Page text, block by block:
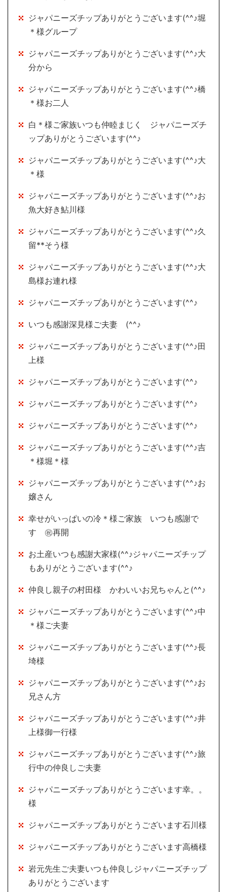
ジャパニーズチップありがとうございます(^^♪堀
＊様グループ
ジャパニーズチップありがとうございます(^^♪大
分から
ジャパニーズチップありがとうございます(^^♪橋
＊様お二人
白＊様ご家族いつも仲睦まじく ジャパニーズチ
ップありがとうございます(^^♪
ジャパニーズチップありがとうございます(^^♪大
＊様
ジャパニーズチップありがとうございます(^^♪お
魚大好き鮎川様
ジャパニーズチップありがとうございます(^^♪久
留**そう様
ジャパニーズチップありがとうございます(^^♪大
島様お連れ様
ジャパニーズチップありがとうございます(^^♪
いつも感謝深見様ご夫妻 (^^♪
ジャパニーズチップありがとうございます(^^♪田
上様
ジャパニーズチップありがとうございます(^^♪
ジャパニーズチップありがとうございます(^^♪
ジャパニーズチップありがとうございます(^^♪
ジャパニーズチップありがとうございます(^^♪吉
＊様堀＊様
ジャパニーズチップありがとうございます(^^♪お
嬢さん
幸せがいっぱいの冷＊様ご家族 いつも感謝で
す ㊗再開
お土産いつも感謝大家様(^^♪ジャパニーズチップ
もありがとうございます(^^♪
仲良し親子の村田様 かわいいお兄ちゃんと(^^♪
ジャパニーズチップありがとうございます(^^♪中
＊様ご夫妻
ジャパニーズチップありがとうございます(^^♪長
埼様
ジャパニーズチップありがとうございます(^^♪お
兄さん方
ジャパニーズチップありがとうございます(^^♪井
上様御一行様
ジャパニーズチップありがとうございます(^^♪旅
行中の仲良しご夫妻
ジャパニーズチップありがとうございます幸。。
様
ジャパニーズチップありがとうございます石川様
ジャパニーズチップありがとうございます高橋様
岩元先生ご夫妻いつも仲良しジャパニーズチップ
ありがとうございます